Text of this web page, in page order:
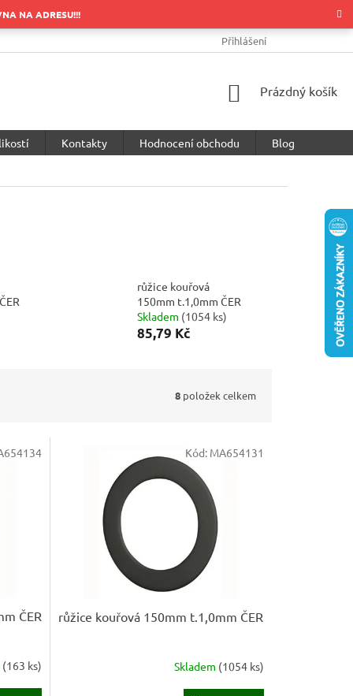
NA ADRESU!!!
PODMÍNKY OCHRANY OSOBNÍCH
Přihlášení
NÁKUPNÍ
Prázdný košík
Kontakty Hodnocení obchodu
Blog
růžice kouřová
150mm t.1,0mm ČER
Skladem (1054 ks)
85,79 Kč
8 položek celkem
ČER
(163 ks)
růžice kouřová 150mm t.1,0mm ČER
Skladem (1054 ks)
Kód: MA654131